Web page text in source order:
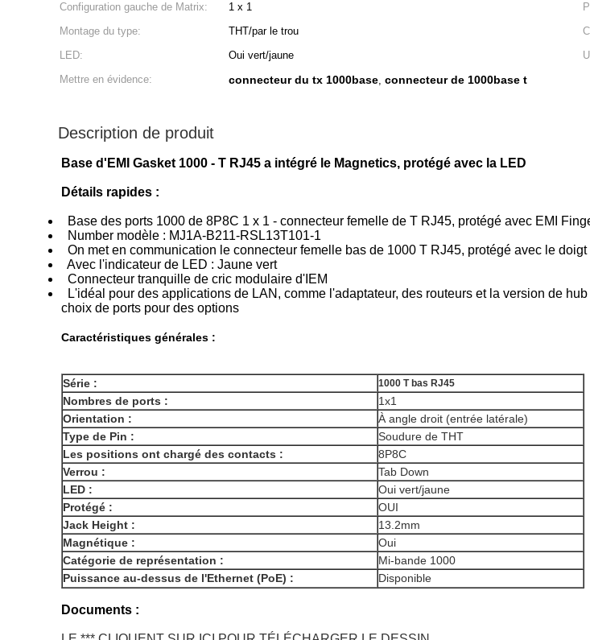
Configuration gauche de Matrix:
1 x 1
Montage du type:
THT/par le trou
LED:
Oui vert/jaune
Mettre en évidence:
connecteur du tx 1000base, connecteur de 1000base t
Description de produit
Base d'EMI Gasket 1000 - T RJ45 a intégré le Magnetics, protégé avec la LED
Détails rapides :
Base des ports 1000 de 8P8C 1 x 1 - connecteur femelle de T RJ45, protégé avec EMI
Number modèle : MJ1A-B211-RSL13T101-1
On met en communication le connecteur femelle bas de 1000 T RJ45, protégé avec le doigt
Avec l'indicateur de LED : Jaune vert
Connecteur tranquille de cric modulaire d'IEM
L'idéal pour des applications de LAN, comme l'adaptateur, des routeurs et la version de
choix de ports pour des options
Caractéristiques générales :
Série : 1000 T bas RJ45
Nombres de ports :
1x1
Orientation :
À angle droit (entrée latérale)
Type de Pin :
Soudure de THT
Les positions ont chargé des contacts :
8P8C
Verrou :
Tab Down
LED :
Oui vert/jaune
Protégé :
OUI
Jack Height :
13.2mm
Magnétique :
Oui
Catégorie de représentation :
Mi-bande 1000
Puissance au-dessus de l'Ethernet (PoE) :
Disponible
Documents :